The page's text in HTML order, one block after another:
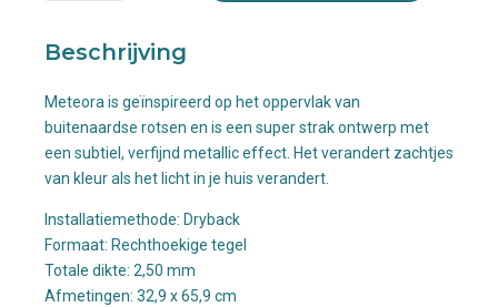
Beschrijving
Meteora is geïnspireerd op het oppervlak van
buitenaardse rotsen en is een super strak ontwerp met
een subtiel, verfijnd metallic effect. Het verandert zachtjes
van kleur als het licht in je huis verandert.
Installatiemethode: Dryback
Formaat: Rechthoekige tegel
Totale dikte: 2,50 mm
Afmetingen: 32,9 x 65,9 cm